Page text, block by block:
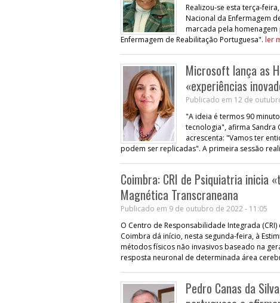
Realizou-se esta terça-
Nacional da Enfermagem
marcada pela
Enfermagem de Reabilitação Portuguesa". ler
Microsoft lança as
«experiências
Publicado em 12 de
"A ideia é termos 90
tecnologia", afirma Sandra
acrescenta: "Vamos ter
podem ser replicadas". A primeira sessão
Coimbra: CRI de Psiquiatria inicia
Magnética Transcraneana
Publicado em 9 de outubro de 2022 - 11:05
O Centro de Responsabilidade Integrada
Coimbra dá início, nesta segunda-feira, à
métodos físicos não invasivos baseado na
resposta neuronal de determinada área
Pedro Canas da